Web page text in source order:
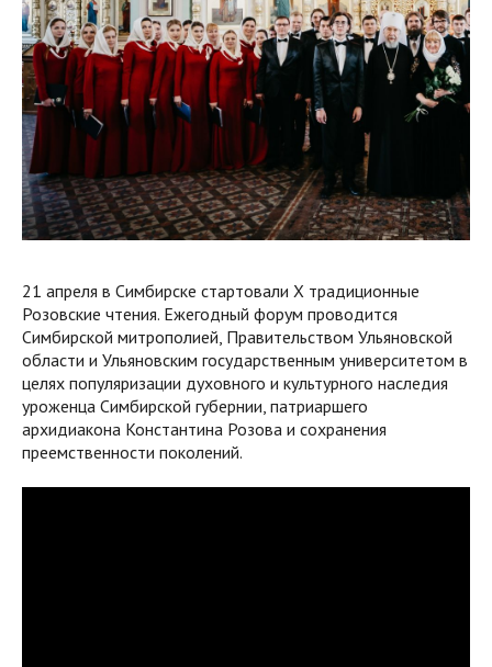
21 апреля в Симбирске стартовали X традиционные
Розовские чтения. Ежегодный форум проводится
Симбирской митрополией, Правительством Ульяновской
области и Ульяновским государственным университетом в
целях популяризации духовного и культурного наследия
уроженца Симбирской губернии, патриаршего
архидиакона Константина Розова и сохранения
преемственности поколений.